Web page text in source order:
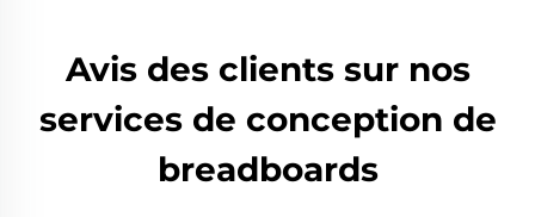
Avis des clients sur nos
services de conception de
breadboards